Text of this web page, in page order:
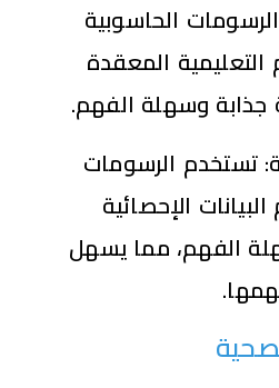
الحاسوبية
المعقدة
جذابة وسهلة الفهم.
تستخدم الرسومات
الإحصائية
الفهم، مما يسهل